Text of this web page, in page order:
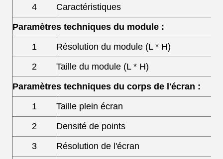
4
Caractéristiques
Paramètres techniques du module :
1
Résolution du module (L * H)
2
Taille du module (L * H)
Paramètres techniques du corps de l'écran :
1
Taille plein écran
2
Densité de points
3
Résolution de l'écran